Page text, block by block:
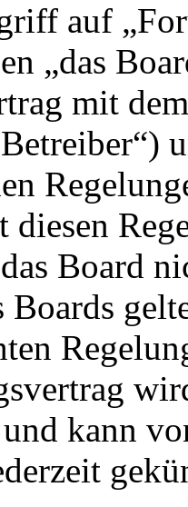
auf
„das
mit
diesen
Board
Boards
und kann